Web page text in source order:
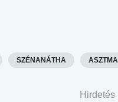
SZÉNANÁTHA ASZTMA
Hirdetés